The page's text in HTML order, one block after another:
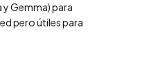
y Gemma) para
pero útiles para